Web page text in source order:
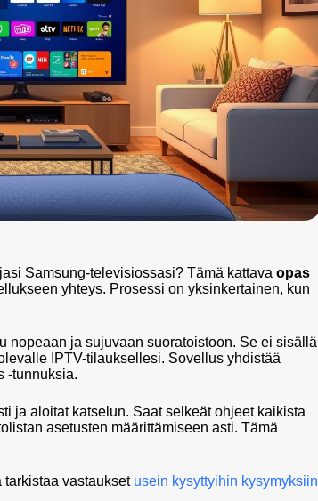
Samsung-televisiossasi? Tämä kattava opas
yhteys. Prosessi on yksinkertainen, kun
nopeaan ja sujuvaan suoratoistoon. Se ei sisällä
IPTV-tilauksellesi. Sovellus yhdistää
-tunnuksia.
ja aloitat katselun. Saat selkeät ohjeet kaikista
asetusten määrittämiseen asti. Tämä
tarkistaa vastaukset usein kysyttyihin kysymyksiin